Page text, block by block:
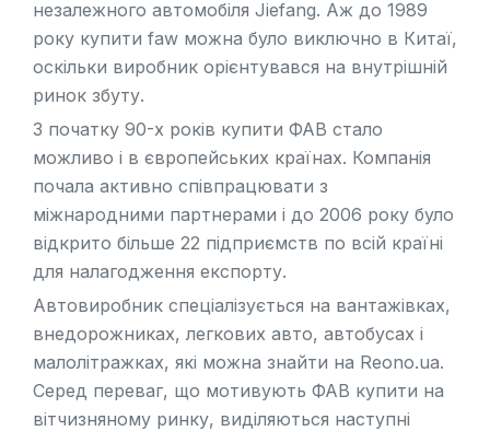
незалежного автомобіля Jiefang. Аж до 1989
року купити faw можна було виключно в Китаї,
оскільки виробник орієнтувався на внутрішній
ринок збуту.
З початку 90-х років купити ФАВ стало
можливо і в європейських країнах. Компанія
почала активно співпрацювати з
міжнародними партнерами і до 2006 року було
відкрито більше 22 підприємств по всій країні
для налагодження експорту.
Автовиробник спеціалізується на вантажівках,
внедорожниках, легкових авто, автобусах і
малолітражках, які можна знайти на Reono.ua.
Серед переваг, що мотивують ФАВ купити на
вітчизняному ринку, виділяються наступні